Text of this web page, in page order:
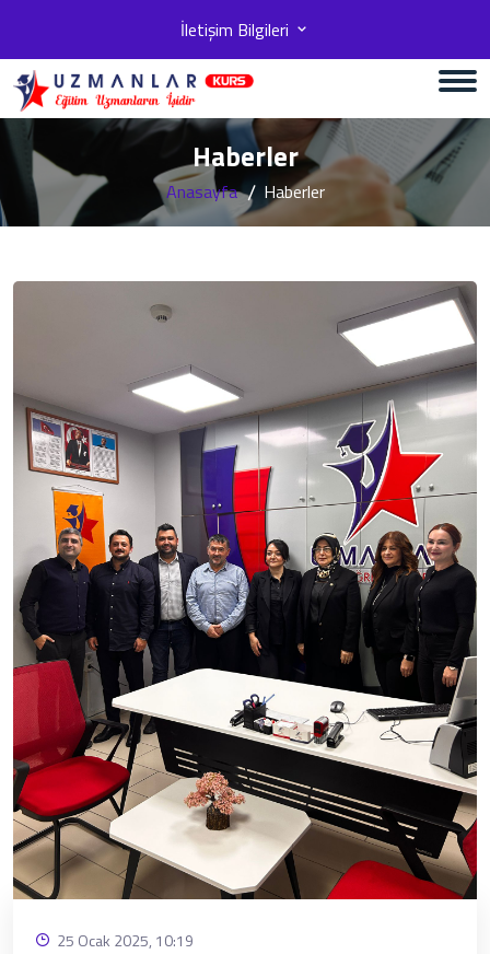
İletişim Bilgileri
Haberler
Anasayfa Haberler
25 Ocak 2025, 10:19